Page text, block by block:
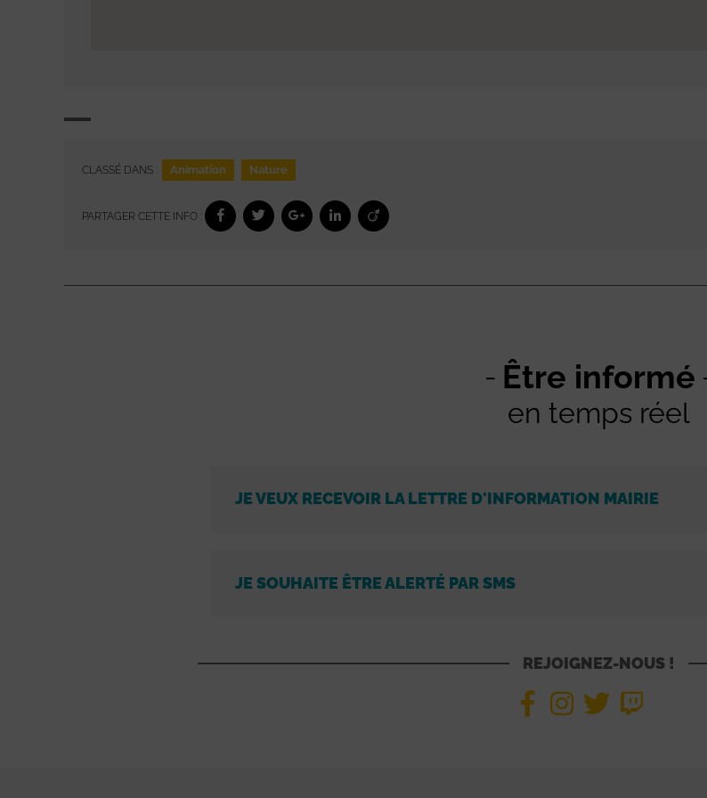
CLASSÉ DANS : Animation Nature
PARTAGER CETTE INFO :
Être informé
en temps réel
JE VEUX RECEVOIR LA LETTRE D'INFORMATION MAIRIE
JE SOUHAITE ÊTRE ALERTÉ PAR SMS
REJOIGNEZ-NOUS !